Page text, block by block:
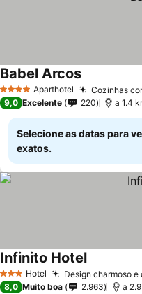
4 EstrelasAparthotel Cozinhas
Babel Arcos
9,0 Excelente 220 a 1.4
Selecione as datas para
exatos.
3 EstrelasHotel Design charmoso
Infinito Hotel
8,0 Muito boa 2.963 a